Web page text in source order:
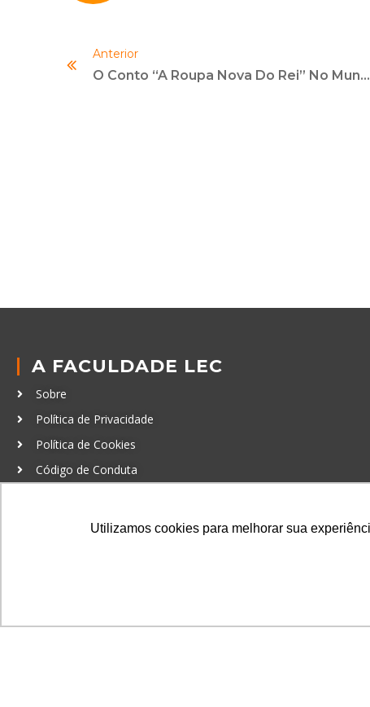
Utilizamos cookies para melhorar sua
Anterior
O Conto “A Roupa Nova Do Rei” No Mundo Corporativo.
A FACULDADE LEC
Sobre
Política de Privacidade
Política de Cookies
Código de Conduta
GRADUAÇÃO